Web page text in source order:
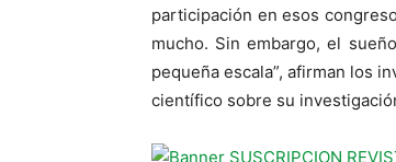
participación en esos
mucho. Sin embargo, el
pequeña escala”, afirman los
científico sobre su